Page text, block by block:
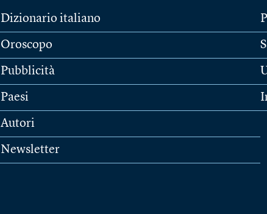
Dizionario italiano
Oroscopo
Pubblicità
Paesi
Autori
Newsletter